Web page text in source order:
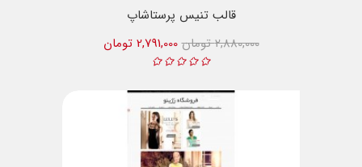
قالب تنیس پرستاشاپ
2,791,000 تومان
2,880,000 تومان